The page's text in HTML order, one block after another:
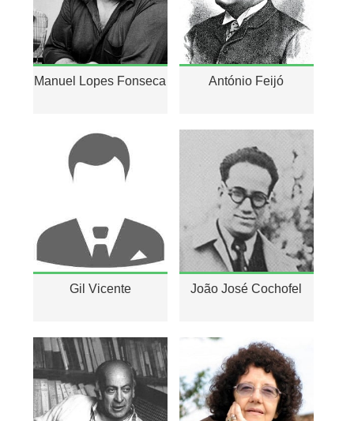
Manuel Lopes Fonseca António Feijó
Gil Vicente João José Cochofel